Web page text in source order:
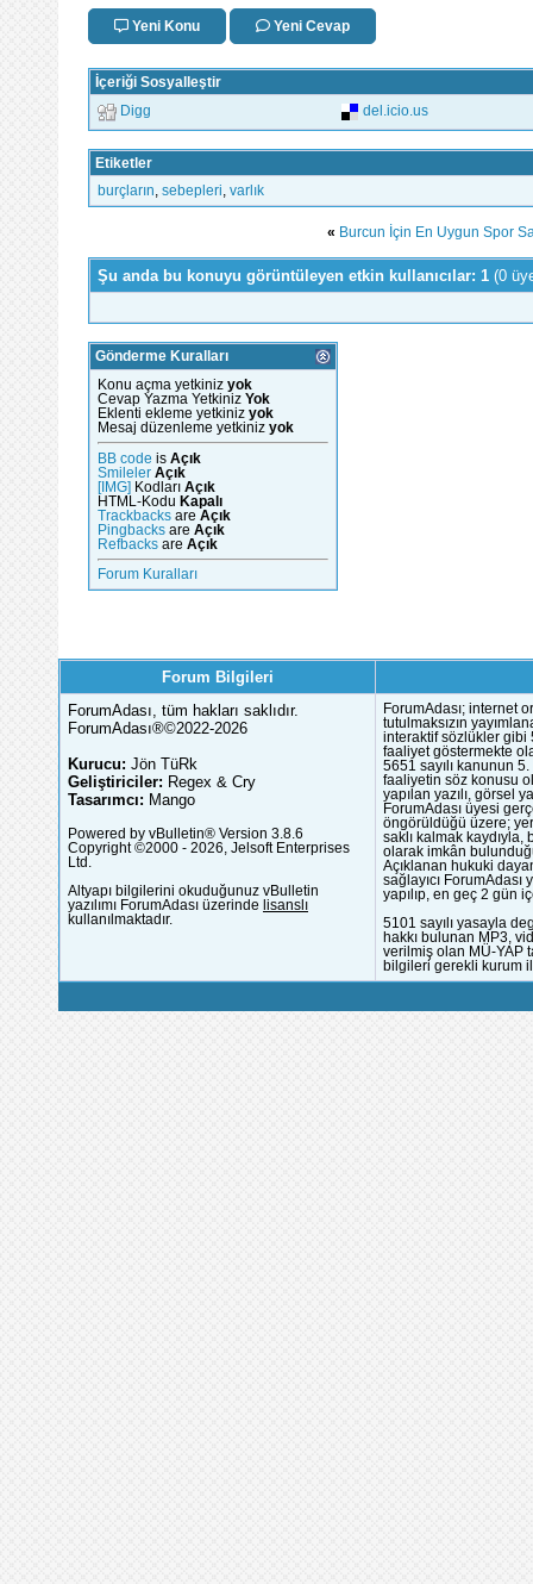
Yeni Konu Yeni Cevap
İçeriği Sosyalleştir
Digg del.icio.us
Etiketler
burçların sebepleri varlık
« Burcun İçin En Uygun Spor
Şu anda bu konuyu görüntüleyen etkin kullanıcılar: 1 (0
Gönderme Kuralları
Konu açma yetkiniz yok
Cevap Yazma Yetkiniz Yok
Eklenti ekleme yetkiniz yok
Mesaj düzenleme yetkiniz yok
BB code is Açık
Smileler Açık
[IMG] Kodları Açık
HTML-Kodu Kapalı
Trackbacks are Açık
Pingbacks are Açık
Refbacks are Açık
Forum Kuralları
Forum Bilgileri
ForumAdası, tüm hakları saklıdır.
ForumAdası®©2022-2026
Kurucu: Jön TüRk
Geliştiriciler: Regex & Cry
Tasarımcı: Mango
Powered by vBulletin® Version 3.8.6
Copyright ©2000 - 2026, Jelsoft Enterprises
Ltd.
Altyapı bilgilerini okuduğunuz vBulletin
yazılımı ForumAdası üzerinde lisanslı
kullanılmaktadır.
ForumAdası; internet
tutulmaksızın
interaktif sözlükler gibi
faaliyet göstermekte
5651 sayılı kanunun
faaliyetin söz konusu
yapılan yazılı, görsel
ForumAdası üyesi
öngörüldüğü üzere;
saklı kalmak
olarak imkân
Açıklanan hukuki
sağlayıcı
yapılıp, en geç 2 gün
5101 sayılı yasayla
hakkı bulunan MP3,
verilmiş olan MÜ-YAP
bilgileri gerekli kurum